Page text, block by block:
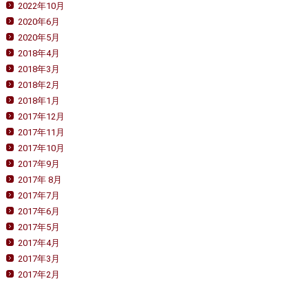
2022年10月
2020年6月
2020年5月
2018年4月
2018年3月
2018年2月
2018年1月
2017年12月
2017年11月
2017年10月
2017年9月
2017年 8月
2017年7月
2017年6月
2017年5月
2017年4月
2017年3月
2017年2月